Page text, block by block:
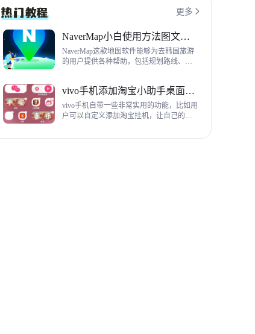
更多 
NaverMap小白使用方法图文教程
NaverMap这款地图软件能够为去韩国旅游
的用户提供各种帮助，包括规划路线、导
教程，希望对各位有帮助。
vivo手机添加淘宝小助手桌面挂件方法
vivo手机自带一些非常实用的功能，比如用
户可以自定义添加淘宝挂机，让自己的购
相当方便，下面为大家带来添加淘宝小助